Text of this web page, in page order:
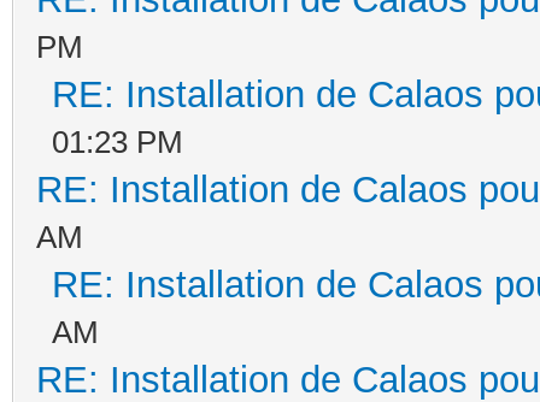
PM
RE: Installation de Calaos
01:23 PM
RE: Installation de Calaos
AM
RE: Installation de Calaos
AM
RE: Installation de Calaos